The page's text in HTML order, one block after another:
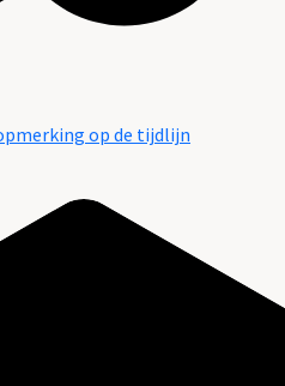
op de tijdlijn